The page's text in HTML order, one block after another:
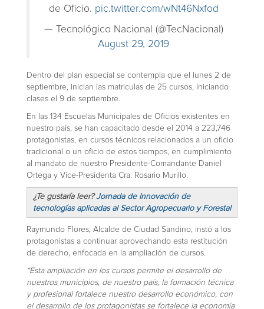
de Oficio. pic.twitter.com/wNt46Nxfod
— Tecnológico Nacional (@TecNacional)
August 29, 2019
Dentro del plan especial se contempla que el lunes 2 de
septiembre, inician las matriculas de 25 cursos, iniciando
clases el 9 de septiembre.
En las 134 Escuelas Municipales de Oficios existentes en
nuestro país, se han capacitado desde el 2014 a 223,746
protagonistas, en cursos técnicos relacionados a un oficio
tradicional o un oficio de estos tiempos, en cumplimiento
al mandato de nuestro Presidente-Comandante Daniel
Ortega y Vice-Presidenta Cra. Rosario Murillo.
¿Te gustaría leer?Jornada de Innovación de
tecnologías aplicadas al Sector Agropecuario y Forestal
Raymundo Flores, Alcalde de Ciudad Sandino, instó a los
protagonistas a continuar aprovechando esta restitución
de derecho, enfocada en la ampliación de cursos.
“Esta ampliación en los cursos permite el desarrollo de
nuestros municipios, de nuestro país, la formación técnica
y profesional fortalece nuestro desarrollo económico, con
el desarrollo de los protagonistas se fortalece la economía